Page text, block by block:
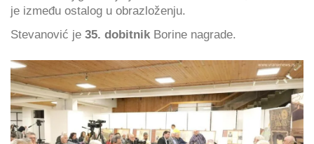
je između ostalog u obrazloženju.
Stevanović je 35. dobitnik Borine nagrade.